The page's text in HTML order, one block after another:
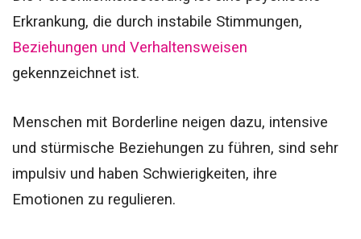
Erkrankung, die durch instabile Stimmungen,
Beziehungen und Verhaltensweisen
gekennzeichnet ist.
Menschen mit Borderline neigen dazu, intensive
und stürmische Beziehungen zu führen, sind sehr
impulsiv und haben Schwierigkeiten, ihre
Emotionen zu regulieren.